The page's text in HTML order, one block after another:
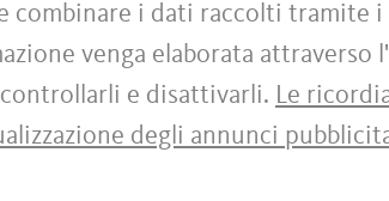
combinare i dati raccolti tramite
venga elaborata attraverso
e disattivarli. Le
degli annunci